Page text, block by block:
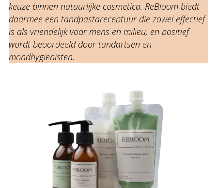
keuze binnen natuurlijke cosmetica. ReBloom biedt
daarmee een tandpastareceptuur die zowel effectief
is als vriendelijk voor mens en milieu, en positief
wordt beoordeeld door tandartsen en
mondhygiënisten.